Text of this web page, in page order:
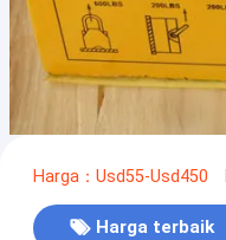
Harga：Usd55-Usd450
Harga terbaik